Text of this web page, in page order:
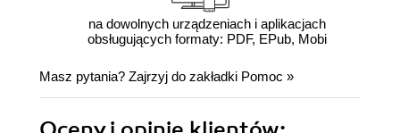
na dowolnych urządzeniach i aplikacjach
obsługujących formaty: PDF, EPub, Mobi
Masz pytania? Zajrzyj do zakładki Pomoc »